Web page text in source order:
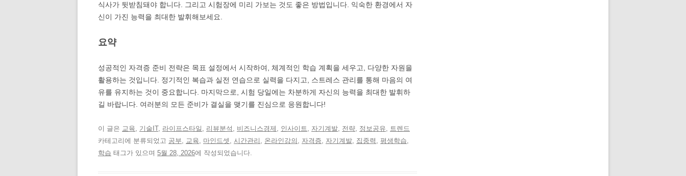
식사가 뒷받침돼야 합니다. 그리고 시험장에 미리 가보는 것도 좋은 방법입니다. 익숙한 환경에서 자
신이 가진 능력을 최대한 발휘해보세요.
요약
성공적인 자격증 준비 전략은 목표 설정에서 시작하여, 체계적인 학습 계획을 세우고, 다양한 자원을
활용하는 것입니다. 정기적인 복습과 실전 연습으로 실력을 다지고, 스트레스 관리를 통해 마음의 여
유를 유지하는 것이 중요합니다. 마지막으로, 시험 당일에는 차분하게 자신의 능력을 최대한 발휘하
길 바랍니다. 여러분의 모든 준비가 결실을 맺기를 진심으로 응원합니다!
이 글은 교육, 기술IT, 라이프스타일 , 리뷰분석 , 비즈니스경제 , 인사이트, 자기계발, 전략, 정보공유, 트렌드
카테고리에 분류되었고 공부, 교육, 마인드셋 , 시간관리 , 온라인강의 , 자격증, 자기계발, 집중력 , 평생학습,
학습 태그가 있으며 5월 28, 2026에 작성되었습니다.